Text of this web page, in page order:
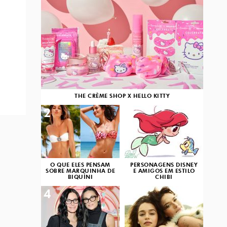
THE CRÈME SHOP X HELLO KITTY
O QUE ELES PENSAM
SOBRE MARQUINHA DE
BIQUÍNI
2
PERSONAGENS DISNEY
E AMIGOS EM ESTILO
CHIBI
3
4